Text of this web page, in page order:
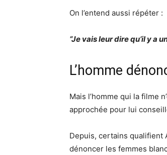
On l’entend aussi répéter :
“Je vais leur dire qu’il y a
L’homme
Mais l’homme qui la filme
approchée pour lui
Depuis, certains qualifient
dénoncer les femmes